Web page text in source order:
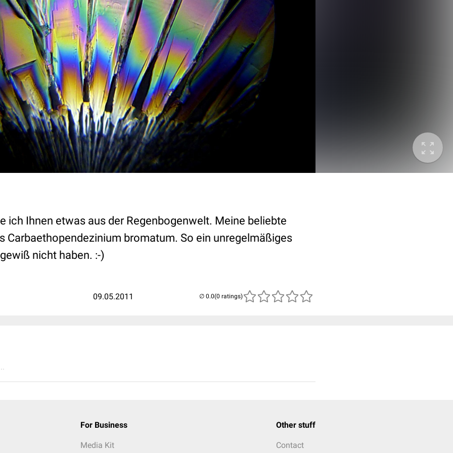
ich Ihnen etwas aus der Regenbogenwelt. Meine beliebte
Carbaethopendezinium bromatum. So ein unregelmäßiges
nicht haben. :-)
09.05.2011 (0 ratings)
For Business
Media Kit
Other stuff
Contact